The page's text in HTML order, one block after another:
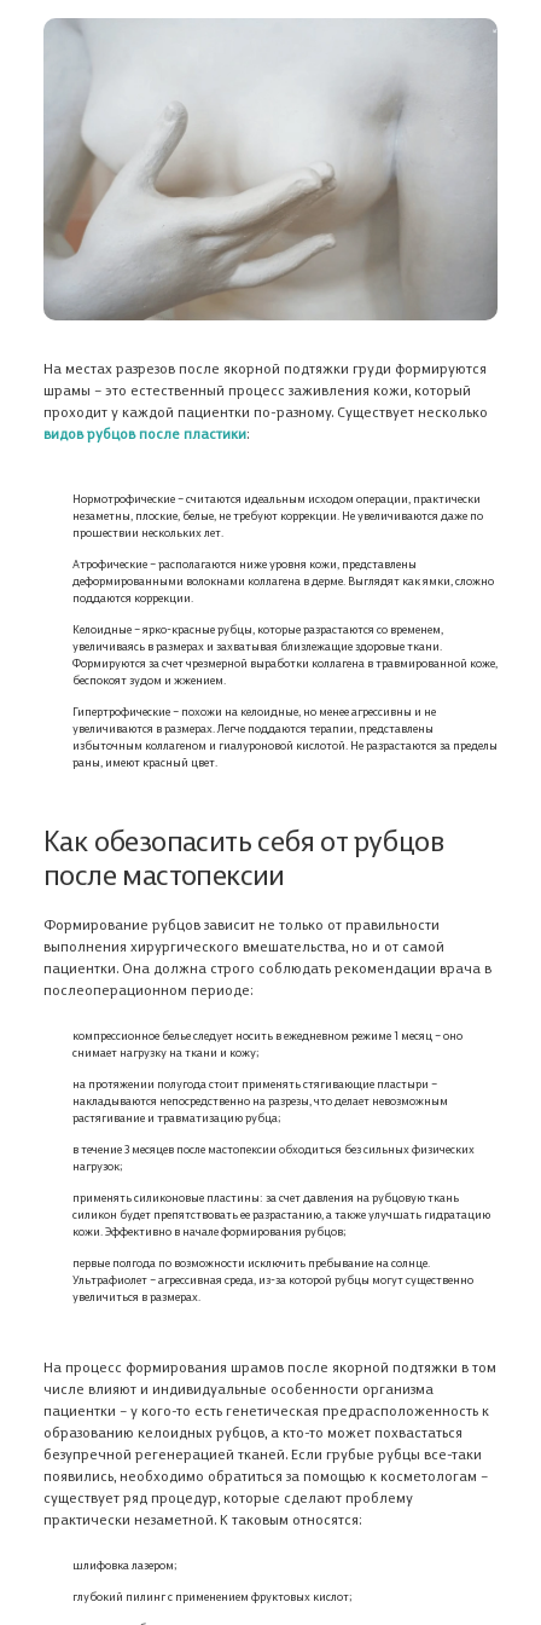
На местах разрезов после якорной подтяжки груди формируются
шрамы – это естественный процесс заживления кожи, который
проходит у каждой пациентки по-разному. Существует несколько
видов рубцов после пластики:
Нормотрофические – считаются идеальным исходом операции, практически
незаметны, плоские, белые, не требуют коррекции. Не увеличиваются даже по
прошествии нескольких лет.
Атрофические – располагаются ниже уровня кожи, представлены
деформированными волокнами коллагена в дерме. Выглядят как ямки, сложно
поддаются коррекции.
Келоидные – ярко-красные рубцы, которые разрастаются со временем,
увеличиваясь в размерах и захватывая близлежащие здоровые ткани.
Формируются за счет чрезмерной выработки коллагена в травмированной коже,
беспокоят зудом и жжением.
Гипертрофические – похожи на келоидные, но менее агрессивны и не
увеличиваются в размерах. Легче поддаются терапии, представлены
избыточным коллагеном и гиалуроновой кислотой. Не разрастаются за пределы
раны, имеют красный цвет.
Как обезопасить себя от рубцов
после мастопексии
Формирование рубцов зависит не только от правильности
выполнения хирургического вмешательства, но и от самой
пациентки. Она должна строго соблюдать рекомендации врача в
послеоперационном периоде:
компрессионное белье следует носить в ежедневном режиме 1 месяц – оно
снимает нагрузку на ткани и кожу;
на протяжении полугода стоит применять стягивающие пластыри –
накладываются непосредственно на разрезы, что делает невозможным
растягивание и травматизацию рубца;
в течение 3 месяцев после мастопексии обходиться без сильных физических
нагрузок;
применять силиконовые пластины: за счет давления на рубцовую ткань
силикон будет препятствовать ее разрастанию, а также улучшать гидратацию
кожи. Эффективно в начале формирования рубцов;
первые полгода по возможности исключить пребывание на солнце.
Ультрафиолет – агрессивная среда, из-за которой рубцы могут существенно
увеличиться в размерах.
На процесс формирования шрамов после якорной подтяжки в том
числе влияют и индивидуальные особенности организма
пациентки – у кого-то есть генетическая предрасположенность к
образованию келоидных рубцов, а кто-то может похвастаться
безупречной регенерацией тканей. Если грубые рубцы все-таки
появились, необходимо обратиться за помощью к косметологам –
существует ряд процедур, которые сделают проблему
практически незаметной. К таковым относятся:
шлифовка лазером;
глубокий пилинг с применением фруктовых кислот;
В корзине ничего нет
Откройте Каталог, чтобы выбрать нужный товар,
или авторизуйтесь на сайте,если вы уже ранее добавляли товар в